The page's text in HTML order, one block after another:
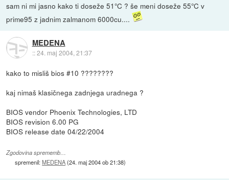
sam ni mi jasno kako ti doseže 51°C ? še meni doseže 55°C v
prime95 z jadnim zalmanom 6000cu....
MEDENA
::24. maj 2004, 21:37
kako to misliš bios #10 ????????
kaj nimaš klasičnega zadnjega uradnega ?
BIOS vendor Phoenix Technologies, LTD
BIOS revision 6.00 PG
BIOS release date 04/22/2004
Zgodovina sprememb…
spremenil:MEDENA(24. maj 2004 ob 21:38)